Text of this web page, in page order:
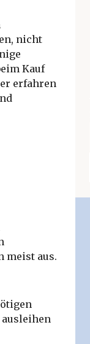
nicht
Kauf
erfahren
meist aus.
ausleihen